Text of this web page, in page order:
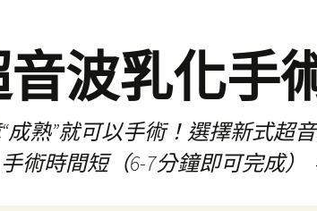
波乳化手
成熟”就可以手術！選擇新式超
術時間短（6-7分鐘即可完成